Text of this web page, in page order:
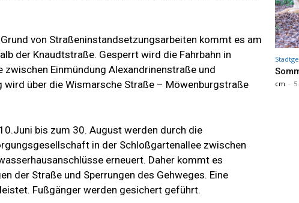
von Straßeninstandsetzungsarbeiten kommt es am
der Knaudtstraße. Gesperrt wird die Fahrbahn in
Einmündung Alexandrinenstraße und
wird über die Wismarsche Straße – Möwenburgstraße
bis zum 30. August werden durch die
in der Schloßgartenallee zwischen
erneuert. Daher kommt es
der Straße und Sperrungen des Gehweges. Eine
Fußgänger werden gesichert geführt.
cm -